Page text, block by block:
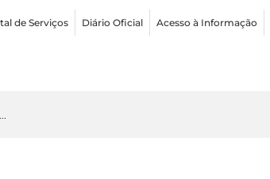
de Serviços Diário Oficial Acesso à Informação